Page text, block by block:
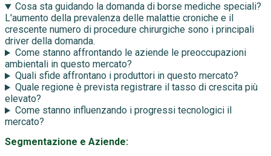
Cosa sta guidando la domanda di borse mediche speciali?
L'aumento della prevalenza delle malattie croniche e il
crescente numero di procedure chirurgiche sono i principali
driver della domanda.
Come stanno affrontando le aziende le preoccupazioni
ambientali in questo mercato?
Quali sfide affrontano i produttori in questo mercato?
Quale regione è prevista registrare il tasso di crescita più
elevato?
Come stanno influenzando i progressi tecnologici il
mercato?
Segmentazione e Aziende: